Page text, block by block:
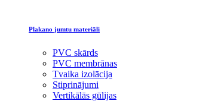
Plakano jumtu materiāli
PVC skārds
PVC membrānas
Tvaika izolācija
Stiprinājumi
Vertikālās gūlijas